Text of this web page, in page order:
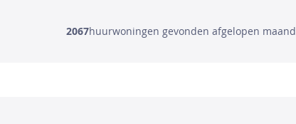
2067huurwoningen gevonden afgelopen maand